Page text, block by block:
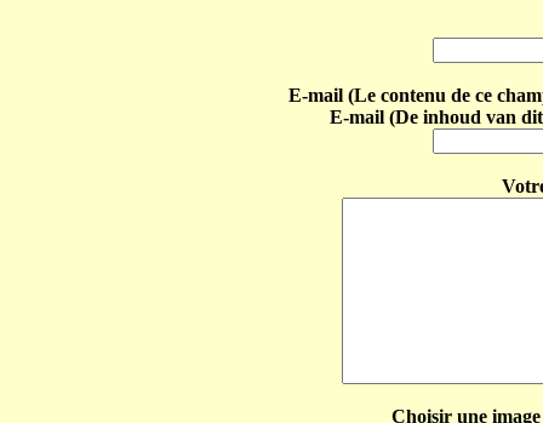
E-mail (Le contenu de ce
E-mail (De inhoud van
Choisir une